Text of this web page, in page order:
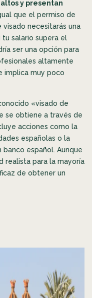
y presentan
que el permiso de
necesitarás una
salario supera el
ser una opción para
altamente
implica muy poco
«visado de
se obtiene a través de
acciones como la
españolas o la
español. Aunque
realista para la mayoría
de obtener un